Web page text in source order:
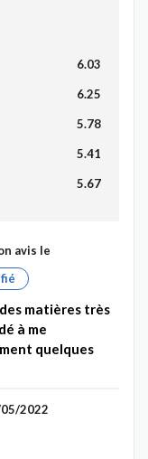
6.03
6.25
5.78
5.41
5.67
avis le
matières très
à me
quelques
2022